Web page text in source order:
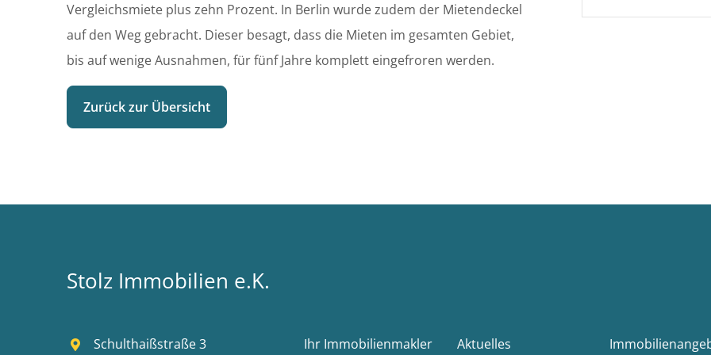
Vergleichsmiete plus zehn Prozent. In Berlin wurde zudem der Mietendeckel
auf den Weg gebracht. Dieser besagt, dass die Mieten im gesamten Gebiet,
bis auf wenige Ausnahmen, für fünf Jahre komplett eingefroren werden.
Zurück zur Übersicht
Stolz Immobilien e.K.
Schulthaißstraße 3 Ihr Immobilienmakler Aktuelles